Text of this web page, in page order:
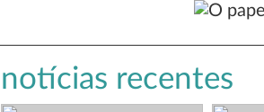
notícias recentes